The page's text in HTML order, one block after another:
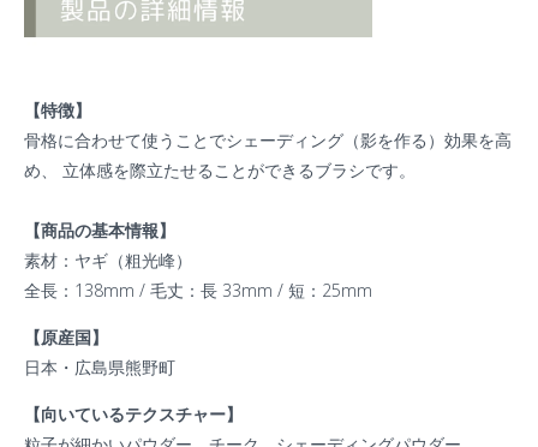
【特徴】
骨格に合わせて使うことでシェーディング（影を作る）効果を高
め、 立体感を際立たせることができるブラシです。
【商品の基本情報】
素材：ヤギ（粗光峰）
全長：138mm / 毛丈：長 33mm / 短：25mm
【原産国】
日本・広島県熊野町
【向いているテクスチャー】